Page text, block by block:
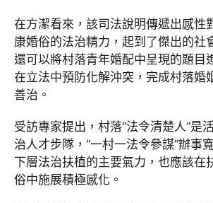
在方潔看來，該司法說明傳遞出感性
康婚俗的法治精力，起到了傑出的社
還可以將村落青年婚配中呈現的題目
在立法中預防化解沖突，完成村落婚
善治。
受訪專家提出，村落“法令清楚人”是
治人才步隊，“一村一法令參謀”辦事
下層法治扶植的主要氣力，也應該在
俗中施展積極感化。